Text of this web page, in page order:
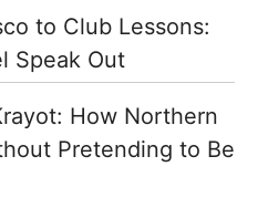
to Club Lessons:
Speak Out
How Northern
Pretending to Be